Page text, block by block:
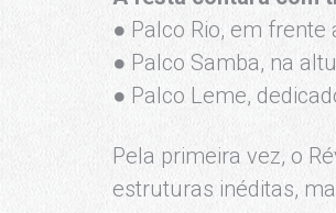
● Palco Rio, em frente
● Palco Samba, na
● Palco Leme,
Pela primeira vez, o
estruturas inéditas,